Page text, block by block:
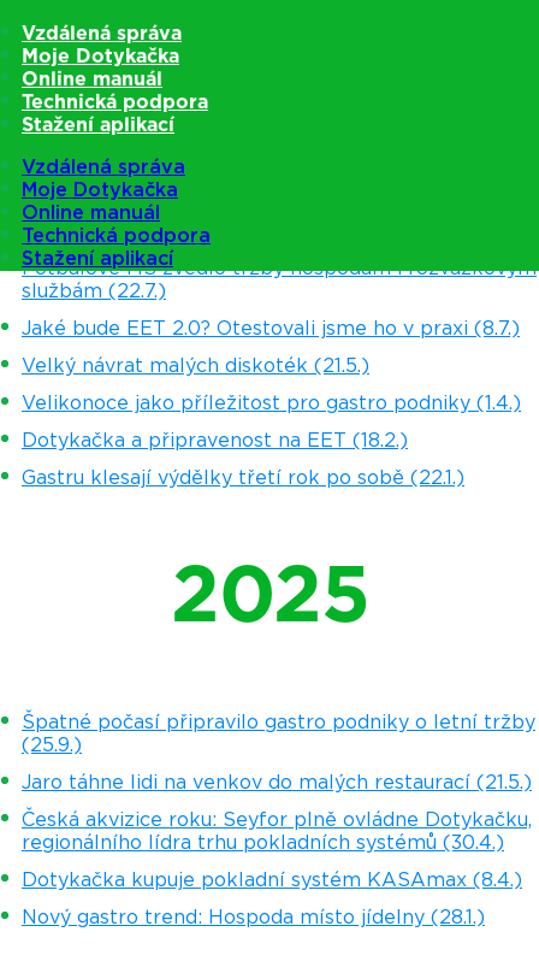
Vzdálená správa
Moje Dotykačka
Online manuál
Technická podpora
Stažení aplikací
Vzdálená správa
Moje Dotykačka
Online manuál
Technická podpora
Stažení aplikací
2026
Fotbalové MS zvedlo tržby hospodám i rozvážkovým
službám (22.7.)
Jaké bude EET 2.0? Otestovali jsme ho v praxi (8.7.)
Velký návrat malých diskoték (21.5.)
Velikonoce jako příležitost pro gastro podniky (1.4.)
Dotykačka a připravenost na EET (18.2.)
Gastru klesají výdělky třetí rok po sobě (22.1.)
2025
Špatné počasí připravilo gastro podniky o letní tržby
(25.9.)
Jaro táhne lidi na venkov do malých restaurací (21.5.)
Česká akvizice roku: Seyfor plně ovládne Dotykačku,
regionálního lídra trhu pokladních systémů (30.4.)
Dotykačka kupuje pokladní systém KASAmax (8.4.)
Nový gastro trend: Hospoda místo jídelny (28.1.)